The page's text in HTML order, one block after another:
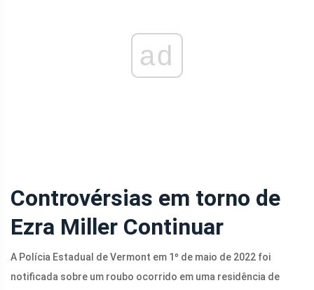
ad
Controvérsias em torno de
Ezra Miller Continuar
A Polícia Estadual de Vermont em 1º de maio de 2022 foi
notificada sobre um roubo ocorrido em uma residência de